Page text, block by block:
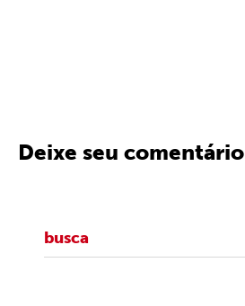
Deixe seu comentário